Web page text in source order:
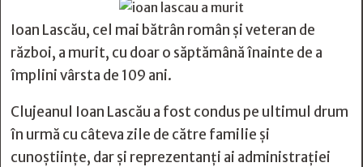
Ioan Lascău, cel mai bătrân român și veteran de
război, a murit, cu doar o săptămână înainte de a
împlini vârsta de 109 ani.
Clujeanul Ioan Lascău a fost condus pe ultimul drum
în urmă cu câteva zile de către familie și
cunoștiințe, dar și reprezentanți ai administrației